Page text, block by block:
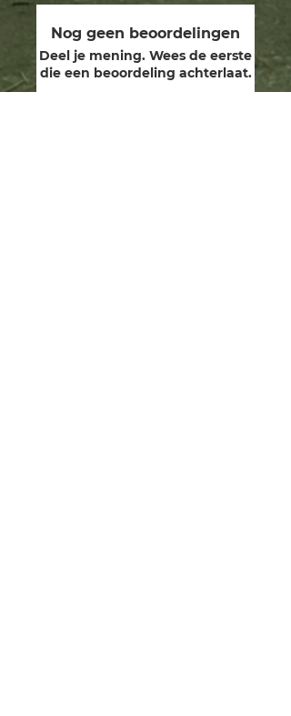
Nog geen beoordelingen
Deel je mening. Wees de eerste
die een beoordeling achterlaat.